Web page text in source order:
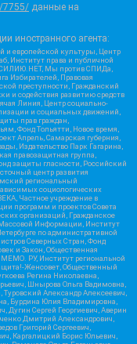
7755/ данные на
иностранного агента:
и европейской культуры, Центр
Институт права и публичной
Мы против СПИДа,
Избирателей, Правовая
преступности, Гражданский
и содействия развитию средств
Линия, Центр социально-
и социальных движений,
прав граждан,
Фонд Тольятти, Новое время,
Апрель, Самарская губерния,
Издательство Парк Гагарина,
правозащитная группа,
защиты гласности, Российский
центр развития
региональный
социологических
Частное учреждение в
программ и проектов Совета
организаций, Гражданское
Информации, Институт
по административной
Северных Стран, Фонд
и Закон, Общественная
РУ, Институт региональной
Женсовет, Общественный
Регина Николаевна,
Шнырова Ольга Вадимовна,
Александр Алексеевич,
Бурдина Юлия Владимировна,
Дугин Сергей Георгиевич, Аверин
Дмитрий Александрович,
Григорий Сергеевич,
Каргалицкий Борис Юльевич,